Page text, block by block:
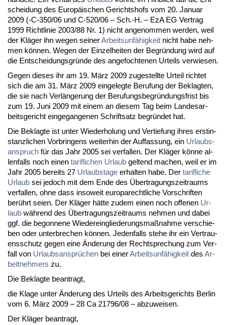
schei­dung des Eu­ropäischen Ge­richts­hofs vom 20. Ja­nu­ar
2009 (-C-350/06 und C-520/06 – Sch.-H. – EzA EG Ver­trag
1999 Richt­li­nie 2003/88 Nr. 1) nicht an­ge­nom­men wer­den, weil
der Kläger ihn we­gen sei­nerAr­beits­unfähig­keit nicht ha­be neh­
men können. We­gen der Ein­zel­hei­ten der Be­gründung wird auf
die Ent­schei­dungs­gründe des an­ge­foch­te­nen Ur­teils ver­wie­sen.
Ge­gen die­ses ihr am 19. März 2009 zu­ge­stell­te Ur­teil rich­tet
sich die am 31. März 2009 ein­ge­leg­te Be­ru­fung der Be­klag­ten,
die sie nach Verlänge­rung der Be­ru­fungs­be­gründungs­frist bis
zum 19. Ju­ni 2009 mit ei­nem an die­sem Tag beim Lan­des­ar­
beits­ge­richt ein­ge­gan­ge­nen Schrift­satz be­gründet hat.
Die Be­klag­te ist un­ter Wie­der­ho­lung und Ver­tie­fung ih­res erst­in­
stanz­li­chen Vor­brin­gens wei­ter­hin der Auf­fas­sung, ein Ur­laubs­
an­spruch für das Jahr 2005 sei ver­fal­len. Der Kläger könne al­
len­falls noch ei­nen ta­rif­li­chen Ur­laub gel­tend ma­chen, weil er im
Jahr 2005 be­reits 27 Ur­laubs­ta­ge er­hal­ten ha­be. Der ta­rif­li­che
Ur­laub sei je­doch mit dem En­de des Über­tra­gungs­zeit­raums
ver­fal­len, oh­ne dass in­so­weit eu­ro­pa­recht­li­che Vor­schrif­ten
berührt sei­en. Der Kläger hätte zu­dem ei­nen noch of­fe­nen Ur­
laub während des Über­tra­gungs­zeit­raums neh­men und da­bei
ggf. die be­gon­ne­ne Wie­der­ein­glie­de­rungs­maßnah­me ver­schie­
ben oder un­ter­bre­chen können. Je­den­falls ste­he ihr ein Ver­trau­
ens­schutz ge­gen ei­ne Ände­rung der Recht­spre­chung zum Ver­
fall von Ur­laubs­ansprüchen bei ei­nerAr­beits­unfähig­keit des Ar­
beit­neh­mers zu.
Die Be­klag­te be­an­tragt,
die Kla­ge un­ter Ände­rung des Ur­teils des Ar­beits­ge­richts Ber­lin
vom 6. März 2009 – 28 Ca 21796/08 – ab­zu­wei­sen.
Der Kläger be­an­tragt,